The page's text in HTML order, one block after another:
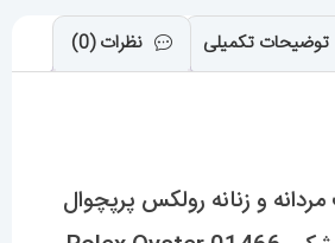
توضیحات تکمیلی نظرات (0)
اتوماتیک صفحه مشکی 01466 Rolex Oyster